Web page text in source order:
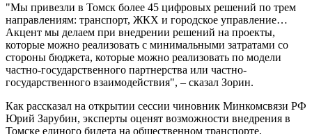
"Мы привезли в Томск более 45 цифровых решений по трем
направлениям: транспорт, ЖКХ и городское управление…
Акцент мы делаем при внедрении решений на проекты,
которые можно реализовать с минимальными затратами со
стороны бюджета, которые можно реализовать по модели
частно-государственного партнерства или частно-
государственного взаимодействия", – сказал Зорин.
Как рассказал на открытии сессии чиновник Минкомсвязи РФ
Юрий Зарубин, эксперты оценят возможности внедрения в
Томске единого билета на общественном транспорте,